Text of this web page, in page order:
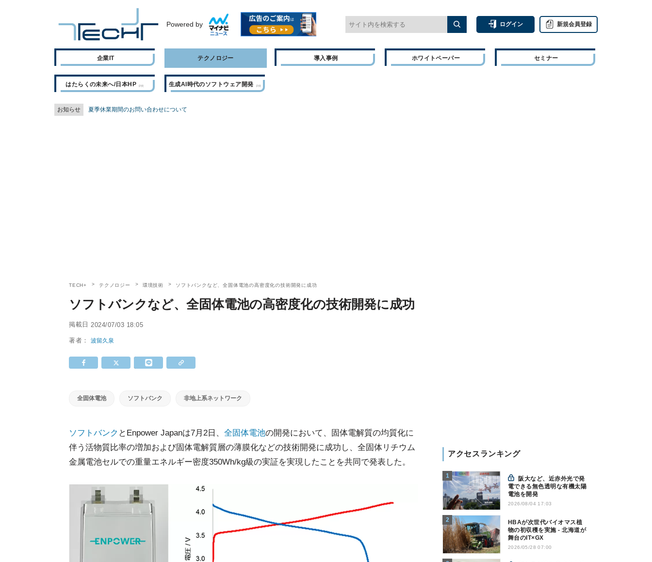
Powered by ログイン 新規会員登録
企業IT テクノロジー 導入事例 ホワイトペーパー セミナー
はたらくの未来へ/日本HP 生成AI時代のソフトウェア開発
お知らせ 夏季休業期間のお問い合わせについて
TECH+ テクノロジー 環境技術 ソフトバンクなど、全固体電池の高密度化の技術開発に成功
ソフトバンクなど、全固体電池の高密度化の技術開発に成功
掲載日 2024/07/03 18:05
著者：波留久泉
全固体電池 ソフトバンク 非地上系ネットワーク
ソフトバンク とEnpower Japanは7月2日、 全固体電池の開発において、固体電解質の均質化に
伴う活物質比率の増加および固体電解質層の薄膜化などの技術開発に成功し、全固体リチウム
金属電池セルでの重量エネルギー密度350Wh/kg級の実証を実現したことを共同で発表した。
アクセスランキング
電できる無色透明な有機太陽
電池を開発
2026/08/04 17:03
HBAが次世代バイオマス植
物の初収穫を実施 - 北海道が
舞台のIT×GX
2026/05/28 07:00